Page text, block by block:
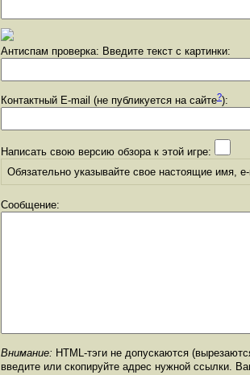
Антиспам проверка: Введите текст с картинки:
Контактный E-mail (не публикуется на сайте?):
Написать свою версию обзора к этой игре:
Обязательно указывайте свое настоящие имя,
Сообщение:
Внимание: HTML-тэги не допускаются
введите или скопируйте адрес нужной ссылки.